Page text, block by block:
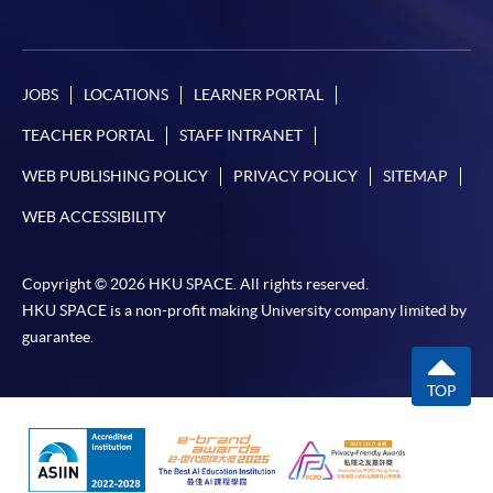
JOBS LOCATIONS LEARNER PORTAL
TEACHER PORTAL STAFF INTRANET
WEB PUBLISHING POLICY PRIVACY POLICY SITEMAP
WEB ACCESSIBILITY
Copyright © 2026 HKU SPACE. All rights reserved.
HKU SPACE is a non-profit making University company limited by
guarantee.
TOP